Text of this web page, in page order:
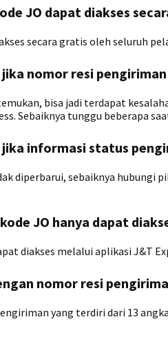
JO dapat diakses
secara gratis oleh seluruh
jika nomor resi
bisa jadi terdapat
Sebaiknya tunggu beberapa
jika informasi status
diperbarui, sebaiknya hubungi
JO hanya dapat
diakses melalui aplikasi J&T
nomor resi
yang terdiri dari 13